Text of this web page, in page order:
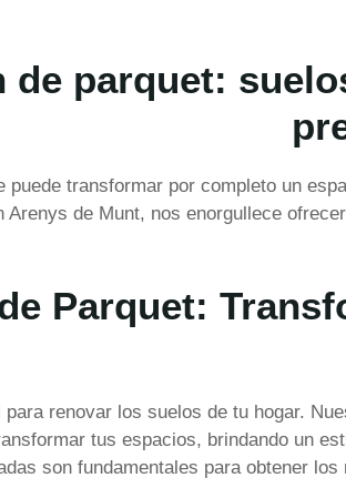
de parquet:
puede transformar por completo un
Arenys de Munt, nos enorgullece
Parquet:
renovar los suelos de tu hogar.
tus espacios, brindando un
son fundamentales para obtener